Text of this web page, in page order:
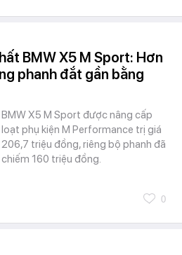
BMW X5 M Sport: Hơn
phanh đắt gần bằng
BMW X5 M Sport được nâng cấp
loạt phụ kiện M Performance trị giá
206,7 triệu đồng, riêng bộ phanh đã
chiếm 160 triệu đồng.
0